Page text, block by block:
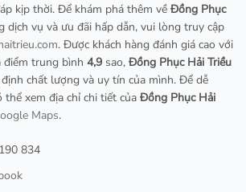
kịp thời. Để khám phá thêm về Đồng Phục
dịch vụ và ưu đãi hấp dẫn, vui lòng truy cập
. Được khách hàng đánh giá cao với
trung bình 4,9 sao, Đồng Phục Hải Triều
chất lượng và uy tín của mình. Để dễ
thể xem địa chỉ chi tiết của Đồng Phục Hải
Maps.
834